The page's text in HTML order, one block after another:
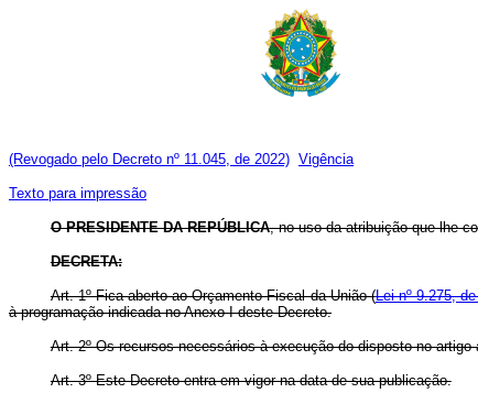
(Revogado pelo Decreto nº 11.045, de 2022) Vigência
Texto para impressão
O PRESIDENTE DA REPÚBLICA, no uso da atribuição que lhe
DECRETA:
Art. 1º Fica aberto ao Orçamento Fiscal da União (Lei nº 9.275,
à programação indicada no Anexo I deste Decreto.
Art. 2º Os recursos necessários à execução do disposto no
Art. 3º Este Decreto entra em vigor na data de sua publicação.